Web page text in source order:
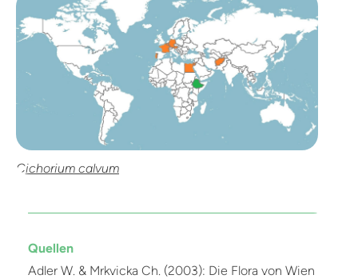
Cichorium calvum
Quellen
Adler W. & Mrkvicka Ch. (2003): Die Flora von Wien